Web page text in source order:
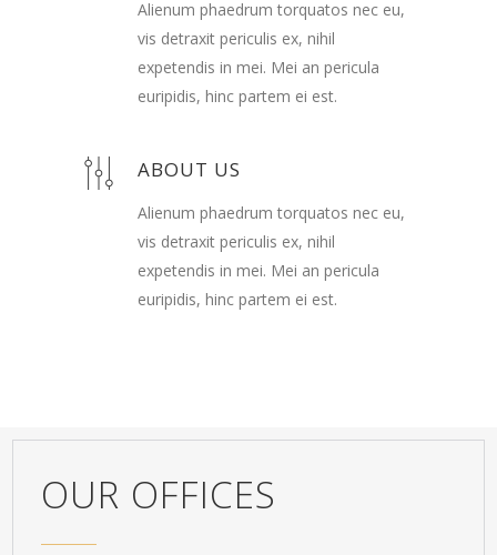
Alienum phaedrum torquatos nec eu,
vis detraxit periculis ex, nihil
expetendis in mei. Mei an pericula
euripidis, hinc partem ei est.
ABOUT US
Alienum phaedrum torquatos nec eu,
vis detraxit periculis ex, nihil
expetendis in mei. Mei an pericula
euripidis, hinc partem ei est.
OUR OFFICES